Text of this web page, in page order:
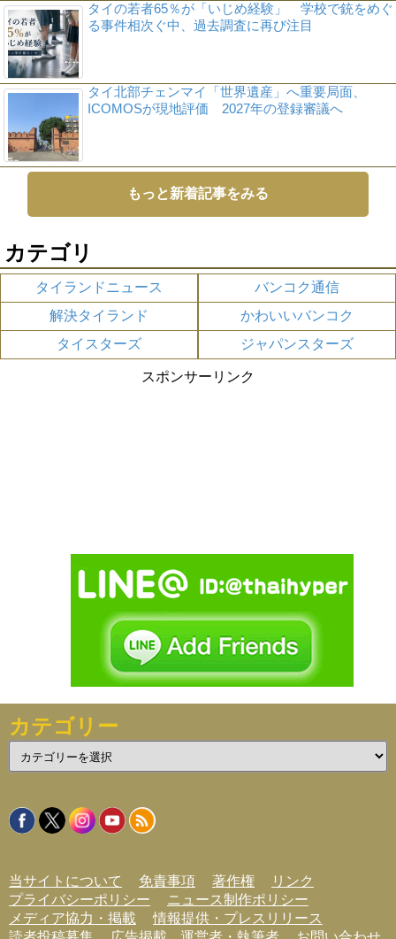
タイの若者65％が「いじめ経験」 学校で銃をめぐ
る事件相次ぐ中、過去調査に再び注目
タイ北部チェンマイ「世界遺産」へ重要局面、
ICOMOSが現地評価 2027年の登録審議へ
もっと新着記事をみる
カテゴリ
タイランドニュース
バンコク通信
解決タイランド
かわいいバンコク
タイスターズ
ジャパンスターズ
スポンサーリンク
カテゴリー
テ
リ
ー
当サイトについて 免責事項 著作権
リンク
プライバシーポリシー
ニュース制作ポリシー
メディア協力・掲載
情報提供・プレスリリース